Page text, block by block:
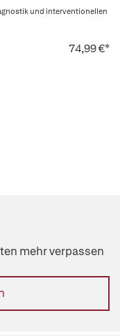
und interventionellen
74,99 €*
mehr verpassen